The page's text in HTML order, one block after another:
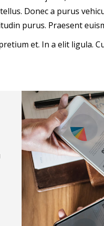
Donec a purus
purus. Praesent
et. In a elit ligula.